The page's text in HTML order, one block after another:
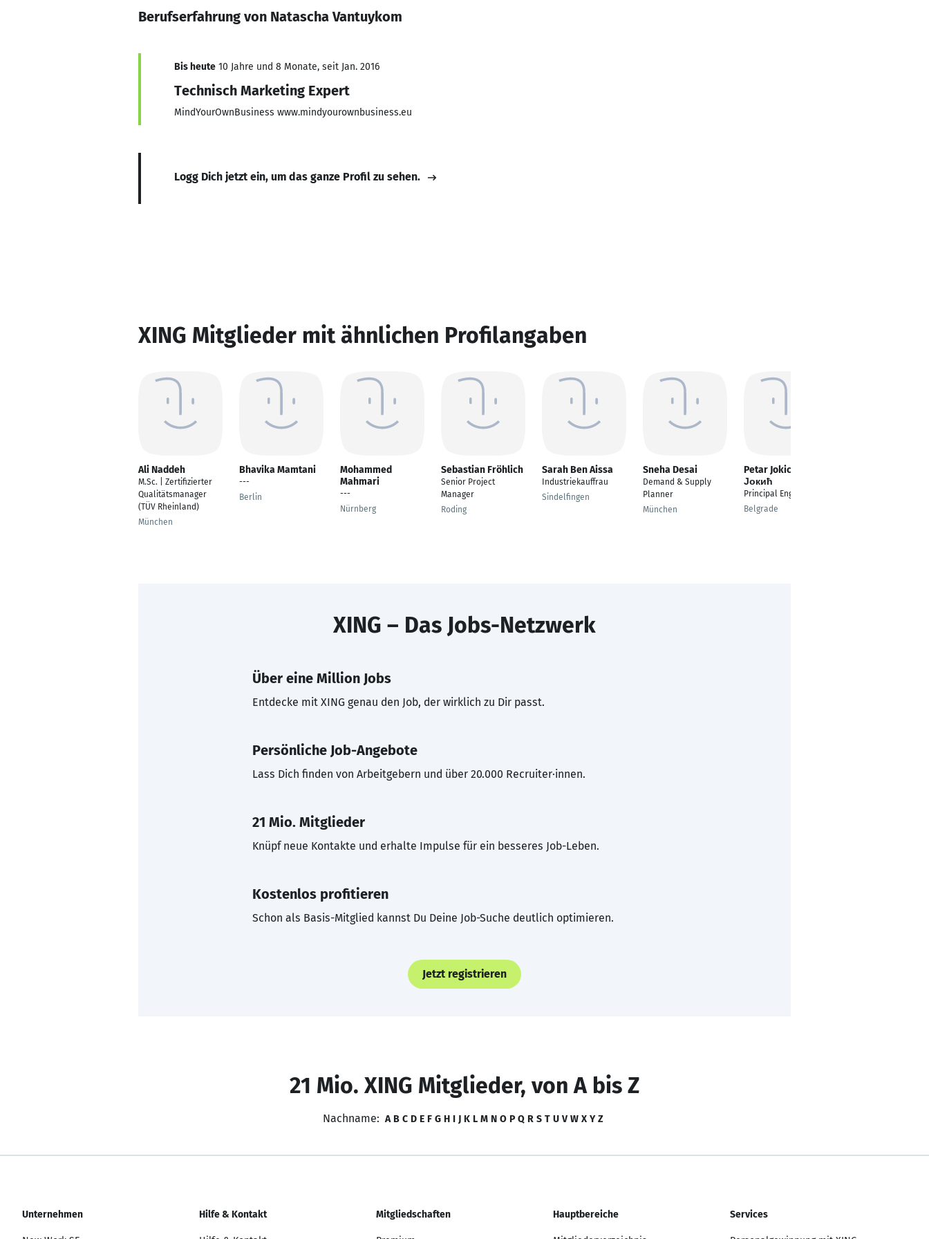
Berufserfahrung von Natascha Vantuykom
Bis heute 10 Jahre und 8 Monate, seit Jan. 2016
Technisch Marketing Expert
MindYourOwnBusiness www.mindyourownbusiness.eu
Logg Dich jetzt ein, um das ganze Profil zu sehen.
XING Mitglieder mit ähnlichen Profilangaben
Ali Naddeh
M.Sc. | Zertifizierter
Qualitätsmanager
(TÜV Rheinland)
München
Bhavika Mamtani
---
Berlin
Mohammed
Mahmari
---
Nürnberg
Sebastian Fröhlich
Senior Project
Manager
Roding
Sarah Ben Aissa
Industriekauffrau
Sindelfingen
Sneha Desai
Demand & Supply
Planner
München
Petar Jokic Петар
Јокић
Principal Engineer
Belgrade
XING – Das Jobs-Netzwerk
Über eine Million Jobs
Entdecke mit XING genau den Job, der wirklich zu Dir passt.
Persönliche Job-Angebote
Lass Dich finden von Arbeitgebern und über 20.000 Recruiter·innen.
21 Mio. Mitglieder
Knüpf neue Kontakte und erhalte Impulse für ein besseres Job-Leben.
Kostenlos profitieren
Schon als Basis-Mitglied kannst Du Deine Job-Suche deutlich optimieren.
Jetzt registrieren
21 Mio. XING Mitglieder, von A bis Z
Nachname: A B C D E F G H I J K L M N O P Q R S T U V W X Y Z
Unternehmen Hilfe & Kontakt Mitgliedschaften Hauptbereiche Services